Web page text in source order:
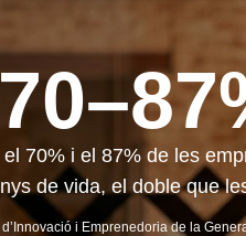
70% i el 87% de les
de vida, el doble que
i Emprenedoria de la